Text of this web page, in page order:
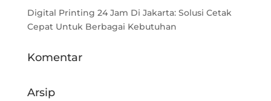
Digital Printing 24 Jam Di Jakarta: Solusi Cetak
Cepat Untuk Berbagai Kebutuhan
Komentar
Arsip